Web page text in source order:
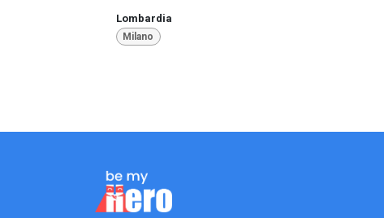
Lombardia
Milano